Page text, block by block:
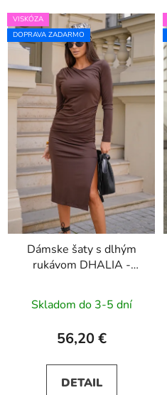
VISKÓZA
DOPRAVA ZADARMO
Dámske šaty s dlhým
rukávom DHALIA -
Skladom do 3-5 dní
56,20 €
DETAIL